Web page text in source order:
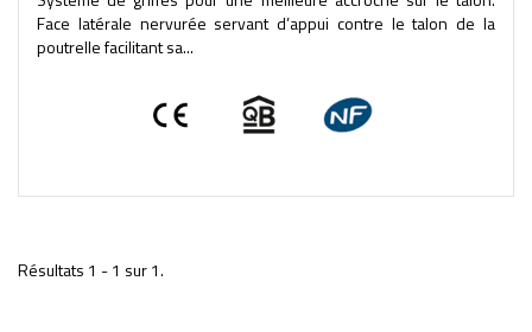
Face latérale nervurée servant d’appui contre le talon de la
poutrelle facilitant sa...
Résultats 1 - 1 sur 1.